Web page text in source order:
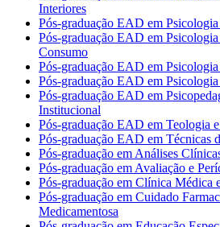
Interiores
Pós-graduação EAD em
Pós-graduação EAD em Psicologia
Consumo
Pós-graduação EAD em
Pós-graduação EAD em
Pós-graduação EAD em
Institucional
Pós-graduação EAD em Teologia
Pós-graduação EAD em Técnicas
Pós-graduação em Análises
Pós-graduação em Avaliação e
Pós-graduação em Clínica Médica
Pós-graduação em Cuidado
Medicamentosa